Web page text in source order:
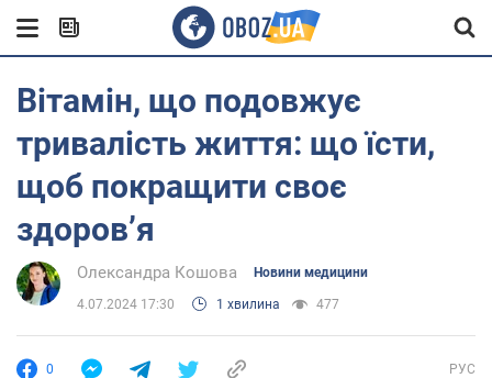
Вітамін, що подовжує
тривалість життя: що їсти,
щоб покращити своє
здоров’я
Олександра Кошова Новини медицини
4.07.2024 17:30 1 хвилина 477
0 РУС